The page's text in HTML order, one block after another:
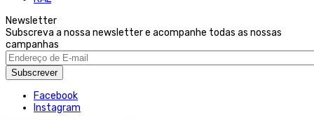
Newsletter
Subscreva a nossa newsletter e acompanhe todas as nossas
campanhas
Subscrever
Facebook
Instagram